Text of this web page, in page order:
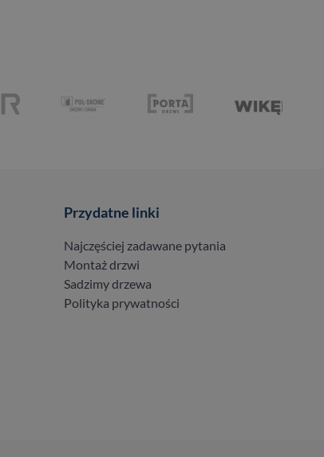
Przydatne linki
Najczęściej zadawane pytania
Montaż drzwi
Sadzimy drzewa
Polityka prywatności